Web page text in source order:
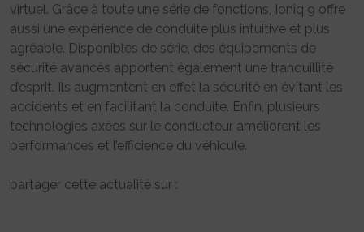
virtuel. Grâce à toute une série de fonctions, Ioniq 9 offre
aussi une expérience de conduite plus intuitive et plus
agréable. Disponibles de série, des équipements de
sécurité avancés apportent également une tranquillité
d’esprit. Ils augmentent en effet la sécurité en évitant les
accidents et en facilitant la conduite. Enfin, plusieurs
technologies axées sur le conducteur améliorent les
performances et l’efficience du véhicule.
partager cette actualité sur :